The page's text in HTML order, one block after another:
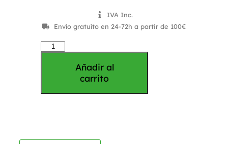
IVA Inc.
Envío gratuíto en 24-72h a partir de 100€
Añadir al
carrito